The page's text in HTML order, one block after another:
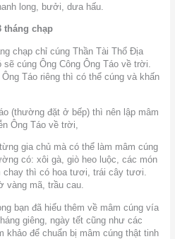
long, bưởi, dưa hấu.
tháng chạp
chạp chỉ cúng Thần Tài Thổ Địa
cúng Ông Công Ông Táo về trời.
Táo riêng thì có thể cúng và khấn
(thường đặt ở bếp) thì nên lập mâm
Ông Táo về trời,
gia chủ mà có thể làm mâm cúng
có: xôi gà, giò heo luộc, các món
chay thì có hoa tươi, trái cây tươi.
vàng mã, trầu cau.
bạn đã hiểu thêm về mâm cúng vía
giêng, ngày tết cũng như các
khảo để chuẩn bị mâm cúng thật tinh